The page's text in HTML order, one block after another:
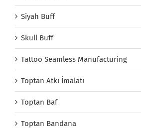
Siyah Buff
Skull Buff
Tattoo Seamless Manufacturing
Toptan Atkı İmalatı
Toptan Baf
Toptan Bandana